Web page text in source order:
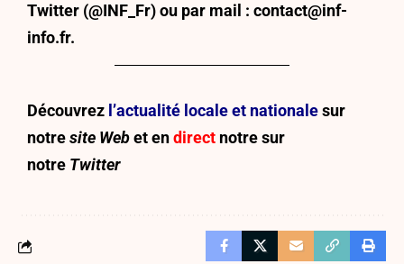
Twitter (@INF_Fr) ou par mail : contact@inf-
info.fr.
Découvrez l’actualité locale et nationalesur
notresite Webet endirect notre sur
notre Twitter